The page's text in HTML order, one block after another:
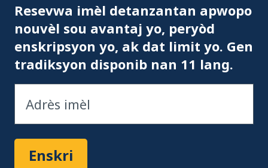
Resevwa imèl detanzantan apwopo
nouvèl sou avantaj yo, peryòd
enskripsyon yo, ak dat limit yo. Gen
tradiksyon disponib nan 11 lang.
Enskri